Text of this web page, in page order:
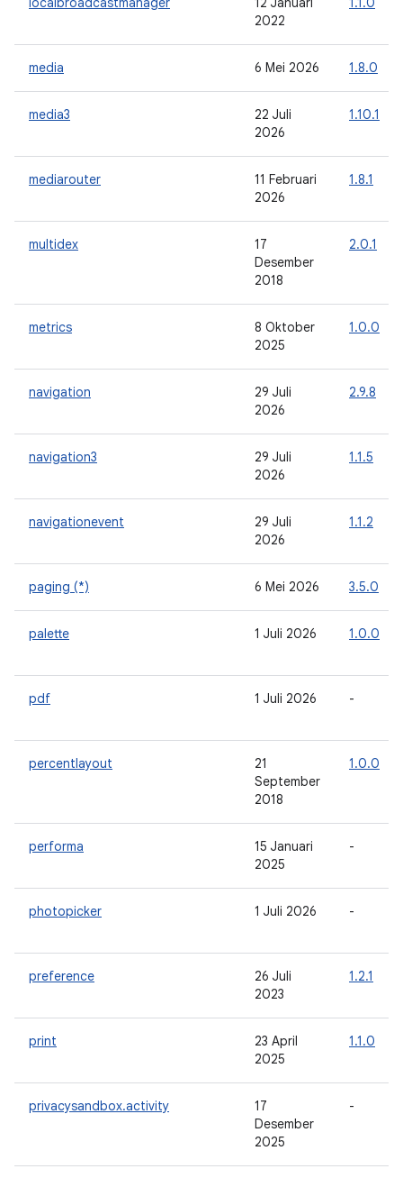
2022
media 6 Mei 2026 1.8.0
media3
22 Juli
2026
1.10.1
mediarouter
11 Februari
2026
1.8.1
multidex
17
Desember
2018
2.0.1
metrics
8 Oktober
2025
1.0.0
navigation
29 Juli
2026
2.9.8
navigation3
29 Juli
2026
1.1.5
navigationevent
29 Juli
2026
1.1.2
paging (*) 6 Mei 2026 3.5.0
palette 1 Juli 2026 1.0.0
pdf 1 Juli 2026 -
percentlayout
21
September
2018
1.0.0
performa
15 Januari
2025
-
photopicker 1 Juli 2026 -
preference
26 Juli
2023
1.2.1
print
23 April
2025
1.1.0
privacysandbox.activity
17
Desember
2025
-